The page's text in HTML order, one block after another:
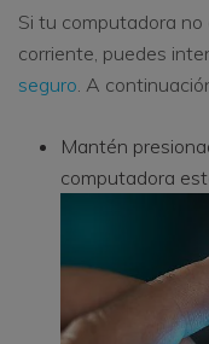
Si tu computadora
corriente, puedes
seguro . A
Mantén
computadora